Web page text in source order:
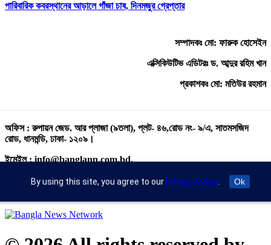
পারিবারিক কবরস্থানের আড়ালে গাঁজা চাষ, দিনমজুর গ্রেপ্তার
সম্পাদকঃ মো: ফারুক হোসেইন
এক্সিকিউটিভ এডিটরঃ ড. আব্দুর রহিম খান
প্রকাশকঃ মো: মতিউর রহমান
অফিস : রুপায়ন জেড. আর প্লাজা (৯তলা), প্লট- ৪৬,রোড নং- ৯/এ, সাতমসজিদ
রোড, ধানমন্ডি, ঢাকা- ১২০৯।
ইমেইল : info@banglann.com.bd,
By using this site, you agree to our Privacy Policy. Ok